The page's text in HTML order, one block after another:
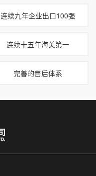
连续九年企业出口100强
连续十五年海关第一
完善的售后体系